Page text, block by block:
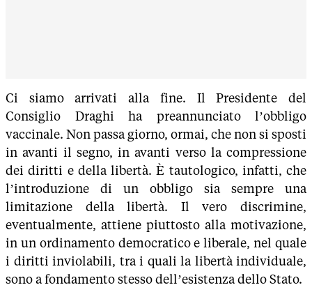
Ci siamo arrivati alla fine. Il Presidente del
Consiglio Draghi ha preannunciato l’obbligo
vaccinale. Non passa giorno, ormai, che non si sposti
in avanti il segno, in avanti verso la compressione
dei diritti e della libertà. È tautologico, infatti, che
l’introduzione di un obbligo sia sempre una
limitazione della libertà. Il vero discrimine,
eventualmente, attiene piuttosto alla motivazione,
in un ordinamento democratico e liberale, nel quale
i diritti inviolabili, tra i quali la libertà individuale,
sono a fondamento stesso dell’esistenza dello Stato.